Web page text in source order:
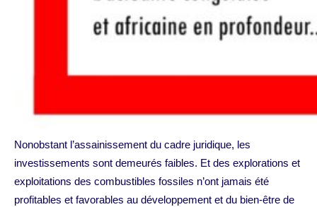
Nonobstant l’assainissement du cadre juridique, les
investissements sont demeurés faibles. Et des explorations et
exploitations des combustibles fossiles n’ont jamais été
profitables et favorables au développement et du bien-être de